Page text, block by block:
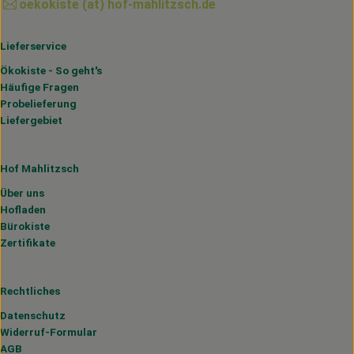
oekokiste (at) hof-mahlitzsch.de
Lieferservice
Ökokiste - So geht's
Häufige Fragen
Probelieferung
Liefergebiet
Hof Mahlitzsch
Über uns
Hofladen
Bürokiste
Zertifikate
Rechtliches
Datenschutz
Widerruf-Formular
AGB